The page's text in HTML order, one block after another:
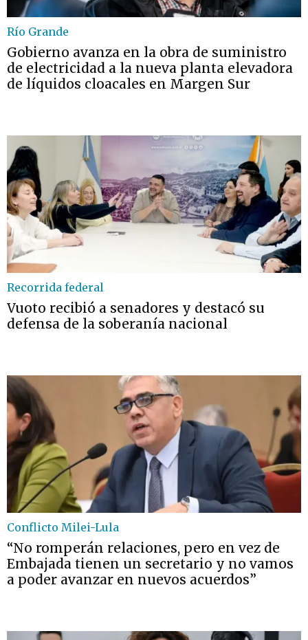
Río Grande
Gobierno avanza en la obra de suministro
de electricidad a la nueva planta elevadora
de líquidos cloacales en Margen Sur
Recorrida federal
Vuoto recibió a senadores y destacó su
defensa de la soberanía nacional
Conflicto Milei-Lula
“No romperán relaciones, pero en vez de
Embajada tienen un secretario y no vamos
a poder avanzar en nuevos acuerdos”